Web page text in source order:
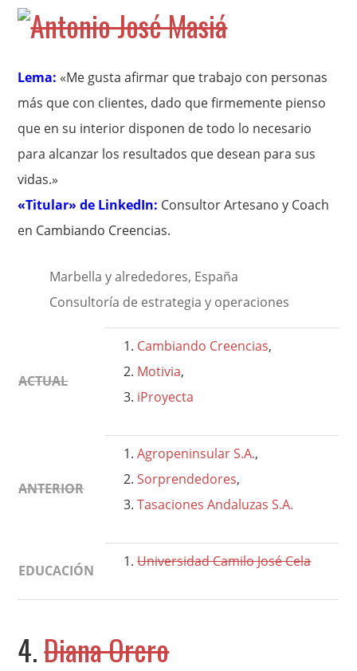
Lema: «Me gusta afirmar que trabajo con personas
más que con clientes, dado que firmemente pienso
que en su interior disponen de todo lo necesario
para alcanzar los resultados que desean para sus
vidas.»
«Titular» de LinkedIn: Consultor Artesano y Coach
en Cambiando Creencias.
Marbella y alrededores, España
Consultoría de estrategia y operaciones
ACTUAL
Cambiando Creencias,
Motivia,
iProyecta
ANTERIOR
Agropeninsular S.A.,
Sorprendedores,
Tasaciones Andaluzas S.A.
EDUCACIÓN
Universidad Camilo José Cela
4.Diana Orero